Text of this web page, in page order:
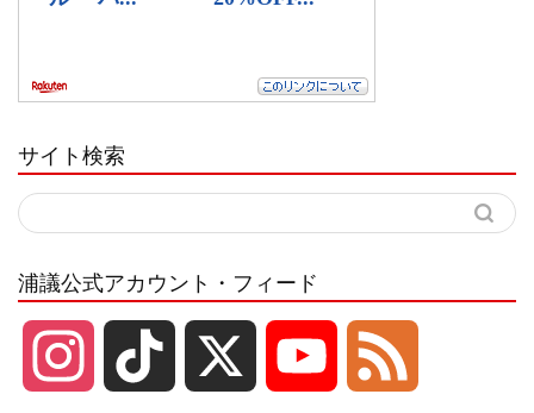
サイト検索
浦議公式アカウント・フィード